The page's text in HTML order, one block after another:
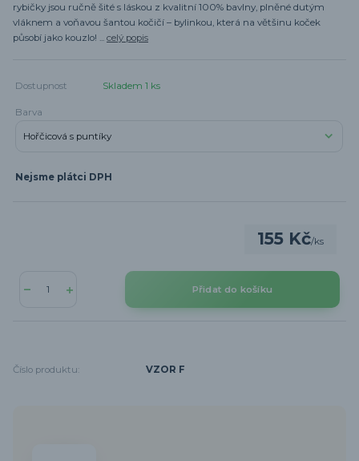
rybičky jsou ručně šité s láskou z kvalitní 100% bavlny, plněné dutým
vláknem a voňavou šantou kočičí – bylinkou, která na většinu koček
působí jako kouzlo! ... celý popis
Dostupnost Skladem 1 ks
Barva
Nejsme plátci DPH
155 Kč/ks
Přidat do košíku
Číslo produktu: VZOR F